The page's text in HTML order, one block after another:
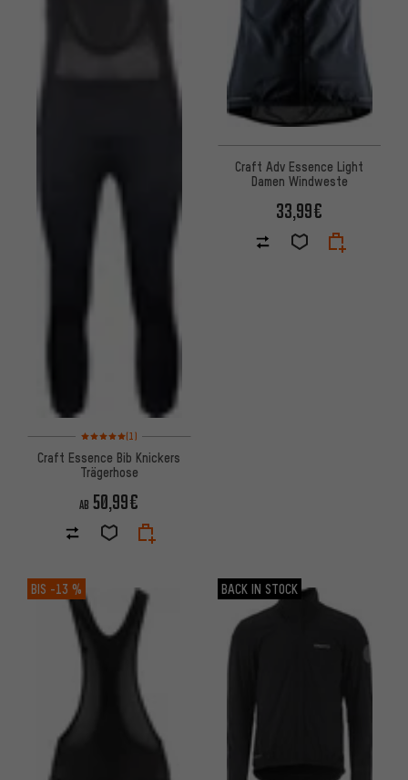
Bewertungen: 5 von 5 basierend auf 1 Bewertungen
(1)
Craft Essence Bib Knickers
Trägerhose
AB 50,99€
Craft Adv Essence Light
Damen Windweste
33,99€
BIS -13 % BACK IN STOCK